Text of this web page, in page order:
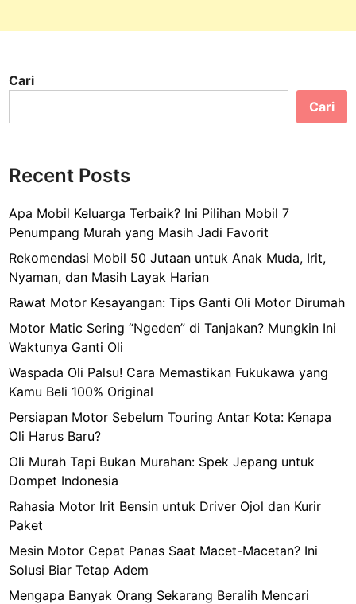
n
a
B
i
k
i
K
a
n
t
o
g
e
o
Cari
Cari
Recent Posts
Apa Mobil Keluarga Terbaik? Ini Pilihan Mobil 7
Penumpang Murah yang Masih Jadi Favorit
Rekomendasi Mobil 50 Jutaan untuk Anak Muda, Irit,
Nyaman, dan Masih Layak Harian
Rawat Motor Kesayangan: Tips Ganti Oli Motor Dirumah
Motor Matic Sering “Ngeden” di Tanjakan? Mungkin Ini
Waktunya Ganti Oli
Waspada Oli Palsu! Cara Memastikan Fukukawa yang
Kamu Beli 100% Original
Persiapan Motor Sebelum Touring Antar Kota: Kenapa
Oli Harus Baru?
Oli Murah Tapi Bukan Murahan: Spek Jepang untuk
Dompet Indonesia
Rahasia Motor Irit Bensin untuk Driver Ojol dan Kurir
Paket
Mesin Motor Cepat Panas Saat Macet-Macetan? Ini
Solusi Biar Tetap Adem
Mengapa Banyak Orang Sekarang Beralih Mencari